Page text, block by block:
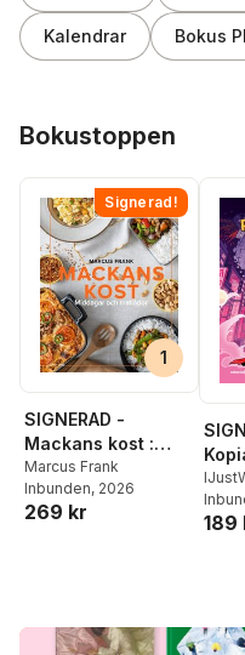
Kalendrar Bokus
Bokustoppen
Signerad!
1
SIGNERAD -
Mackans kost :
Middagar och
matlådor
Marcus Frank
Inbunden, 2026
269 kr
Joel
189